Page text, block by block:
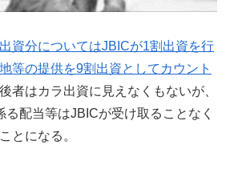
資分についてはJBICが1割出資を行
等の提供を9割出資としてカウント
者はカラ出資に見えなくもないが、
る配当等はJBICが受け取ることなく
とになる。